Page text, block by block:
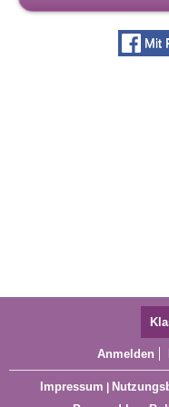
Mit
Anmelden
Impressum